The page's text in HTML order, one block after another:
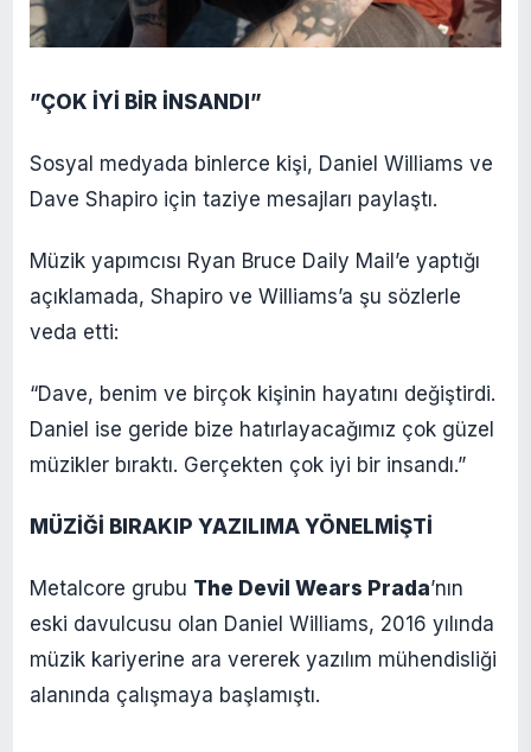
”ÇOK İYİ BİR İNSANDI”
Sosyal medyada binlerce kişi, Daniel Williams ve
Dave Shapiro için taziye mesajları paylaştı.
Müzik yapımcısı Ryan Bruce Daily Mail’e yaptığı
açıklamada, Shapiro ve Williams’a şu sözlerle
veda etti:
“Dave, benim ve birçok kişinin hayatını değiştirdi.
Daniel ise geride bize hatırlayacağımız çok güzel
müzikler bıraktı. Gerçekten çok iyi bir insandı.”
MÜZİĞİ BIRAKIP YAZILIMA YÖNELMİŞTİ
Metalcore grubu The Devil Wears Prada’nın
eski davulcusu olan Daniel Williams, 2016 yılında
müzik kariyerine ara vererek yazılım mühendisliği
alanında çalışmaya başlamıştı.